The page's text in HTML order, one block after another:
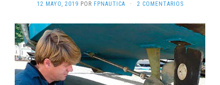
12 MAYO, 2019 POR FPNAUTICA · 2 COMENTARIOS